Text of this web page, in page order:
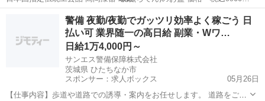
練馬区 氷川台駅 食器 お盆
警備 夜勤/夜勤でガッツリ効率よく稼ごう 日
払い可 業界随一の高日給 副業・Wワ…
日給1万4,000円～
サンエス警備保障株式会社
茨城県 ひたちなか市
スポンサー：求人ボックス
05月26日
【仕事内容】歩道や道路での誘導・案内をお任せします。 道路をご利